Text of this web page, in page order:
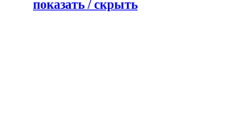
показать / скрыть